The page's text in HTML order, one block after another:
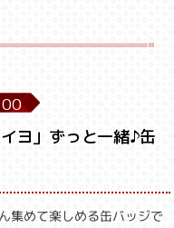
ヨ」ずっと一緒♪缶
集めて楽しめる缶バッジで